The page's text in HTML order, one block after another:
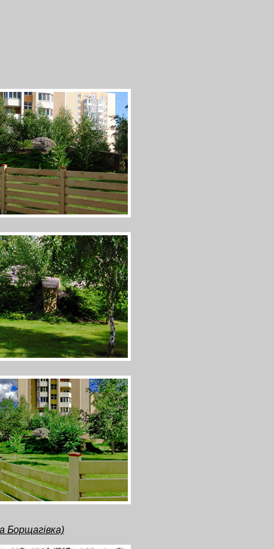
Борщагівка)